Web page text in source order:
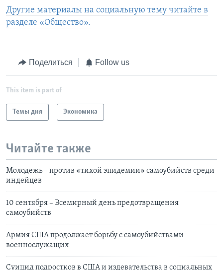
Другие материалы на социальную тему читайте в
разделе «Общество».
Поделиться Follow us
This item is part of
Темы дня Экономика
Читайте также
Молодежь – против «тихой эпидемии» самоубийств среди
индейцев
10 сентября – Всемирный день предотвращения
самоубийств
Армия США продолжает борьбу с самоубийствами
военнослужащих
Суицид подростков в США и издевательства в социальных